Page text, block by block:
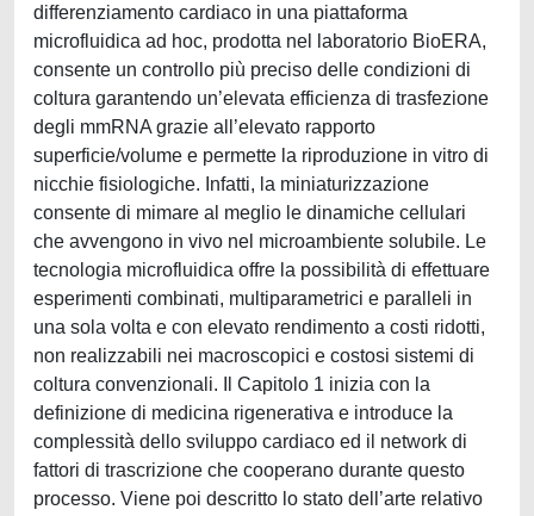
differenziamento cardiaco in una piattaforma
microfluidica ad hoc, prodotta nel laboratorio BioERA,
consente un controllo più preciso delle condizioni di
coltura garantendo un’elevata efficienza di trasfezione
degli mmRNA grazie all’elevato rapporto
superficie/volume e permette la riproduzione in vitro di
nicchie fisiologiche. Infatti, la miniaturizzazione
consente di mimare al meglio le dinamiche cellulari
che avvengono in vivo nel microambiente solubile. Le
tecnologia microfluidica offre la possibilità di effettuare
esperimenti combinati, multiparametrici e paralleli in
una sola volta e con elevato rendimento a costi ridotti,
non realizzabili nei macroscopici e costosi sistemi di
coltura convenzionali. Il Capitolo 1 inizia con la
definizione di medicina rigenerativa e introduce la
complessità dello sviluppo cardiaco ed il network di
fattori di trascrizione che cooperano durante questo
processo. Viene poi descritto lo stato dell’arte relativo